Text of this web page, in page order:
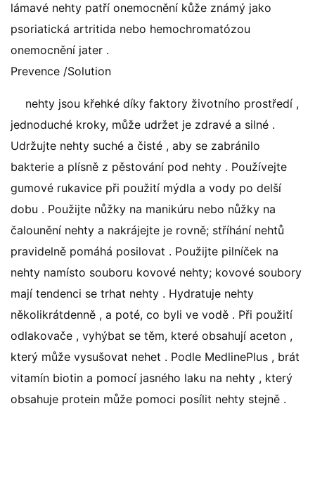
lámavé nehty patří onemocnění kůže známý jako
psoriatická artritida nebo hemochromatózou
onemocnění jater .
Prevence /Solution
nehty jsou křehké díky faktory životního prostředí ,
jednoduché kroky, může udržet je zdravé a silné .
Udržujte nehty suché a čisté , aby se zabránilo
bakterie a plísně z pěstování pod nehty . Používejte
gumové rukavice při použití mýdla a vody po delší
dobu . Použijte nůžky na manikúru nebo nůžky na
čalounění nehty a nakrájejte je rovně; stříhání nehtů
pravidelně pomáhá posilovat . Použijte pilníček na
nehty namísto souboru kovové nehty; kovové soubory
mají tendenci se trhat nehty . Hydratuje nehty
několikrátdenně , a poté, co byli ve vodě . Při použití
odlakovače , vyhýbat se těm, které obsahují aceton ,
který může vysušovat nehet . Podle MedlinePlus , brát
vitamín biotin a pomocí jasného laku na nehty , který
obsahuje protein může pomoci posílit nehty stejně .